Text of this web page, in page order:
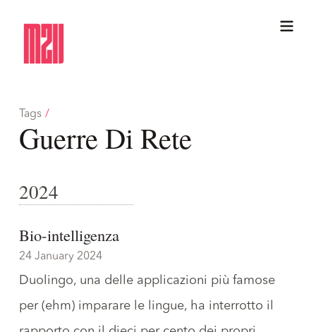
Tags /
Guerre Di Rete
2024
Bio-intelligenza
24 January 2024
Duolingo, una delle applicazioni più famose
per (ehm) imparare le lingue, ha interrotto il